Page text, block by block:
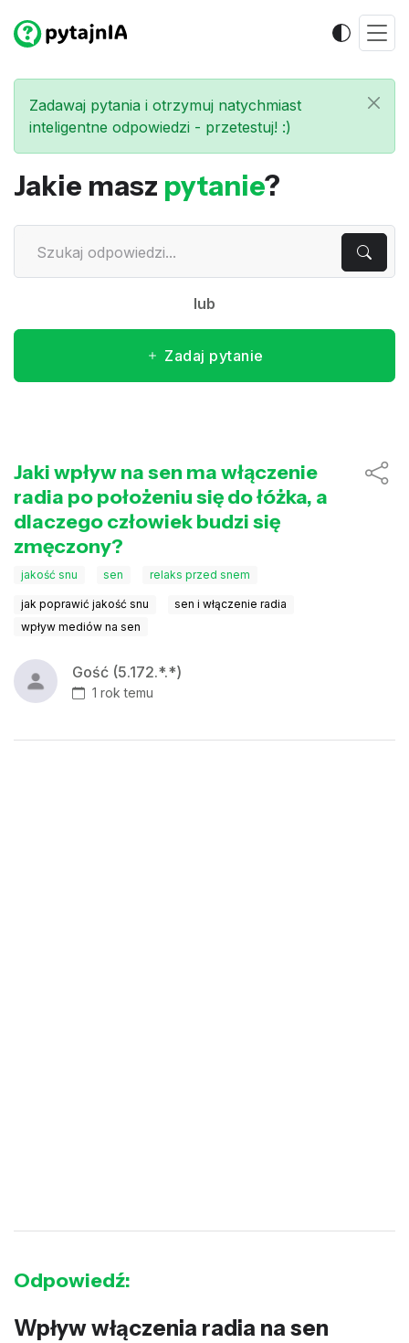
Zadawaj pytania i otrzymuj natychmiast
inteligentne odpowiedzi - przetestuj! :)
Jakie masz pytanie?
lub
Zadaj pytanie
Jaki wpływ na sen ma włączenie
radia po położeniu się do łóżka, a
dlaczego człowiek budzi się
zmęczony?
jakość snu sen relaks przed snem
jak poprawić jakość snu
sen i włączenie radia
wpływ mediów na sen
Gość (5.172.*.*)
1 rok temu
Odpowiedź:
Wpływ włączenia radia na sen